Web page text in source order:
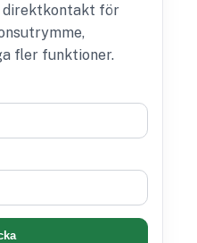
för
fler funktioner.